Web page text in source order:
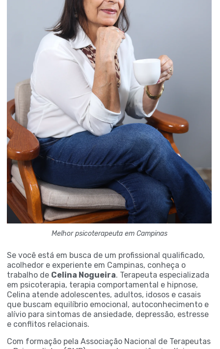
Melhor psicoterapeuta em Campinas
Se você está em busca de um profissional qualificado,
acolhedor e experiente em Campinas, conheça o
trabalho de Celina Nogueira. Terapeuta especializada
em psicoterapia, terapia comportamental e hipnose,
Celina atende adolescentes, adultos, idosos e casais
que buscam equilíbrio emocional, autoconhecimento e
alívio para sintomas de ansiedade, depressão, estresse
e conflitos relacionais.
Com formação pela Associação Nacional de Terapeutas